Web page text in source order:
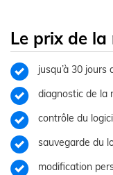
Le prix de
jusqu’à 30 jours
diagnostic de la
contrôle du
sauvegarde du
modification